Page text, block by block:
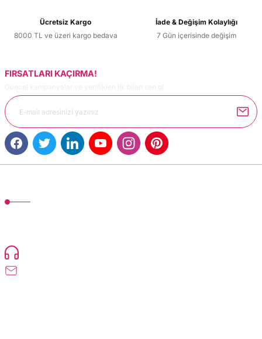
Ücretsiz Kargo
8000 TL ve üzeri kargo bedava
İade & Değişim Kolaylığı
7 Gün içerisinde değişim
FIRSATLARI KAÇIRMA!